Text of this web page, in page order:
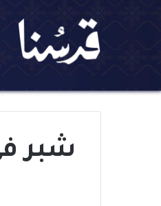
شبر